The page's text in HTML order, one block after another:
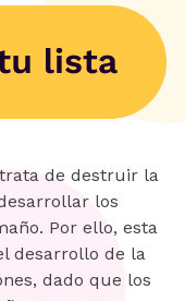
de destruir la
los
Por ello, esta
desarrollo de la
dado que los